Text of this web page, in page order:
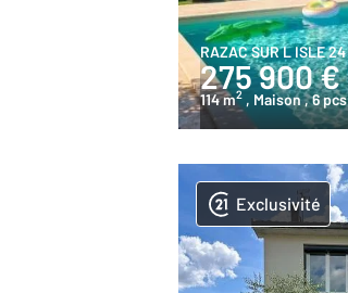
RAZAC SUR L ISLE 24
275 900 €
114 m2 , Maison, 6 pcs
Exclusivité